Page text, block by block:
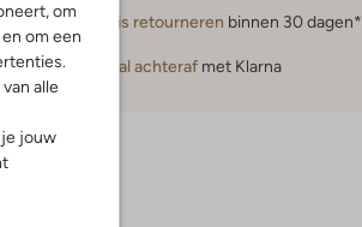
om
om een
alle
jouw
Gratis retourneren binnen 30 dagen*
Betaal achteraf met Klarna